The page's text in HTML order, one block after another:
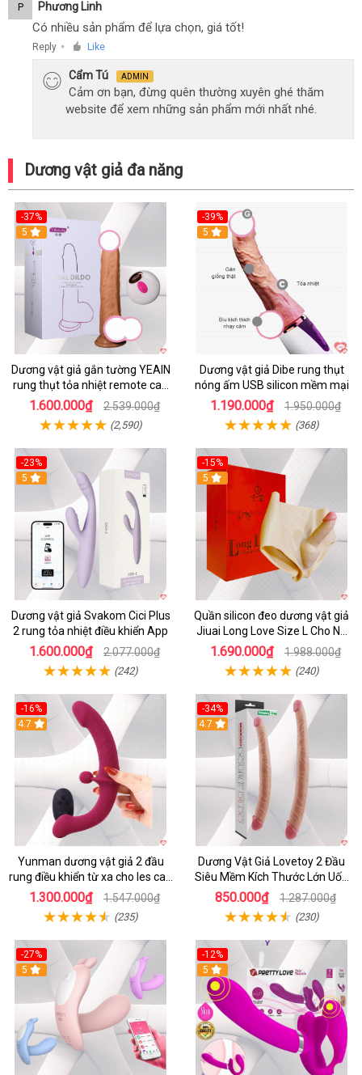
P Phương Linh
Có nhiều sản phẩm để lựa chọn, giá tốt!
Reply ● Like
Cẩm Tú ADMIN
Cảm ơn bạn, đừng quên thường xuyên ghé thăm
website để xem những sản phẩm mới nhất nhé.
Dương vật giả đa năng
-37%
5
Dương vật giả gắn tường YEAIN
rung thụt tỏa nhiệt remote cao
cấp
1.600.000₫ 2.539.000₫
(2,590)
-39%
5
Dương vật giả Dibe rung thụt
nóng ấm USB silicon mềm mại
1.190.000₫ 1.950.000₫
(368)
-23%
5
Dương vật giả Svakom Cici Plus
2 rung tỏa nhiệt điều khiển App
1.600.000₫ 2.077.000₫
(242)
-15%
5
Quần silicon đeo dương vật giả
Jiuai Long Love Size L Cho Nữ
Đồng Tính
1.690.000₫ 1.988.000₫
(240)
-16%
4.7
Yunman dương vật giả 2 đầu
rung điều khiển từ xa cho les cao
cấp
1.300.000₫ 1.547.000₫
(235)
-34%
4.7
Dương Vật Giả Lovetoy 2 Đầu
Siêu Mềm Kích Thước Lớn Uốn
Cong
850.000₫ 1.287.000₫
(230)
-27%
5
-12%
5